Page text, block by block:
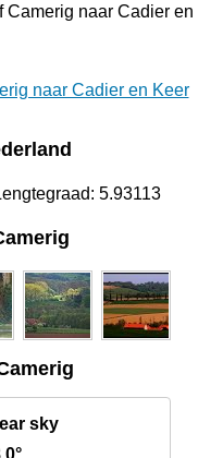
Camerig naar Cadier en
naar Cadier en Keer
5.93113
sky